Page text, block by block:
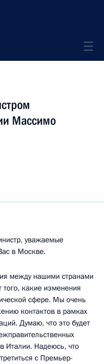
Массимо
уважаемые
в Москве.
между нашими странами
того, какие изменения
сфере. Мы очень
контактов в рамках
Думаю, что это будет
Италии. Надеюсь, что
с Премьер-